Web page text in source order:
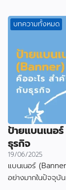
บทความทั้งหมด
ป้ายแบนเนอ
ธุรกิจ
19/06/2025
แบนเนอร์
อย่างมากในปัจจุบั